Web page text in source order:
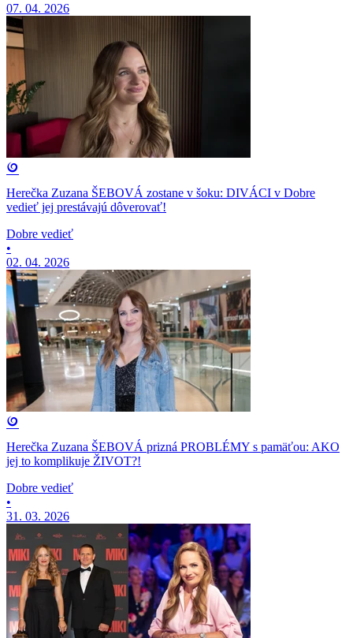
07. 04. 2026
Herečka Zuzana ŠEBOVÁ zostane v šoku: DIVÁCI v Dobre
vedieť jej prestávajú dôverovať!
Dobre vedieť
•
02. 04. 2026
Herečka Zuzana ŠEBOVÁ prizná PROBLÉMY s pamäťou: AKO
jej to komplikuje ŽIVOT?!
Dobre vedieť
•
31. 03. 2026